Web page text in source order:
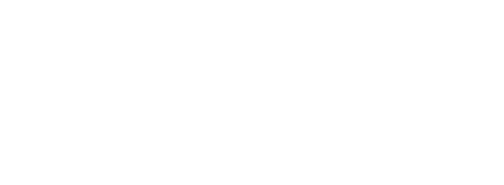
Sommerprogramm bin ich als neuer
Seit April arbeite ich nun schon in
Vorlesen, die tolle Einarbeitung durch meine
Dafür vielen Dank! Ich freue mich auf den Sommer